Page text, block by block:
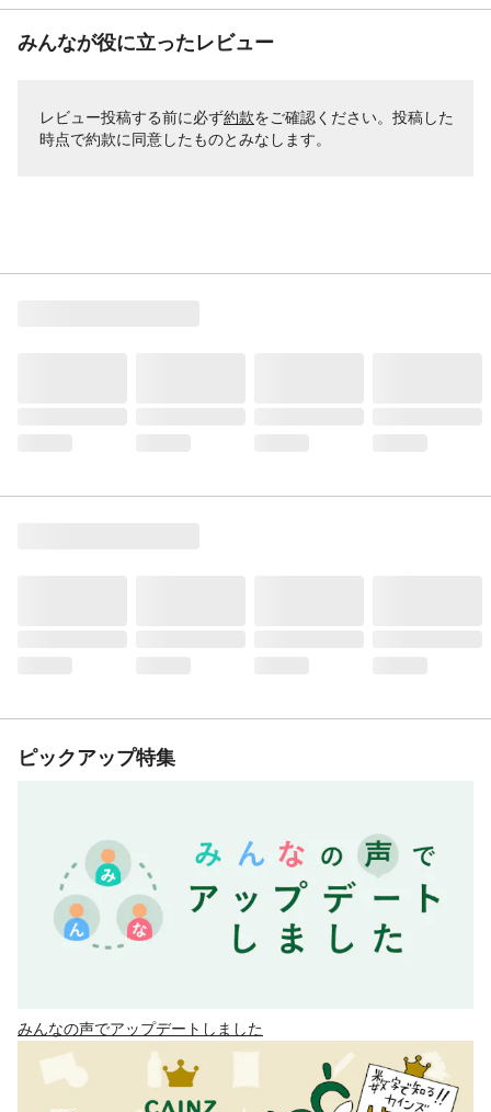
みんなが役に立ったレビュー
レビュー投稿する前に必ず約款をご確認ください。投稿した
時点で約款に同意したものとみなします。
ピックアップ特集
みんなの声でアップデートしました